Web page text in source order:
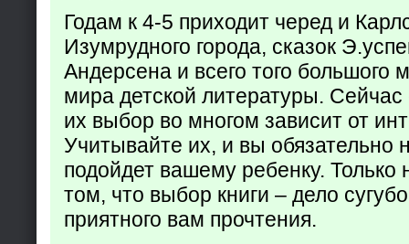
Годам к 4-5 приходит черед и
Изумрудного города, сказок
Андерсена и всего того большого
мира детской литературы. Сейчас
их выбор во многом зависит от
Учитывайте их, и вы обязательно
подойдет вашему ребенку. Только
том, что выбор книги – дело
приятного вам прочтения.